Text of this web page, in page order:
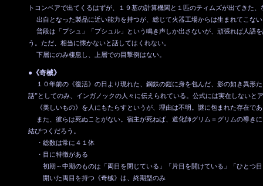
トコンベアで出てくるはずが、１９基の計算機関と１匹のティムズが出てきた
出自となった製品に近い能力を持つが、総じて火器工場からは生まれてこな
普段は「プシュ」「プシュル」という鳴き声しか出さないが、頑張れば人語
う。ただ、相当に懐かないと話してはくれない。
下層にのみ棲息し、上層での目撃例はない。
●《奇械》
１０年前の《復活》の日より現れた、鋼鉄の鎧に身を包んだ、影の如き異形
話”としてのみ、インガノックの人々に伝えられている。公式には実在しないと
《美しいもの》を人にもたらすというが、理由は不明。謎に包まれた存在で
また、彼らは死ぬことがない。宿主が死ねば、道化師グリム＝グリムの導き
結びつくだろう。
・総数は常に４１体
・目に特徴がある
初期～中期のものは「両目を閉じている」「片目を開けている」「ひとつ目
開いた両目を持つ《奇械》は、終期型のみ